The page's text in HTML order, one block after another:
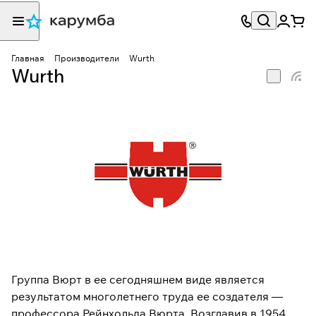
Главная Производители Wurth
Wurth
Группа Вюрт в ее сегодняшнем виде является
результатом многолетнего труда ее создателя —
профессора Рейнхольда Вюрта. Возглавив в 1954